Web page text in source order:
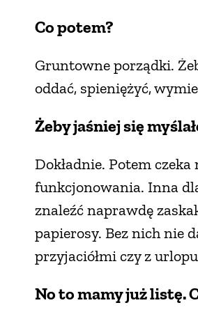
Co potem?
Gruntowne porządki.
oddać, spieniężyć,
Żeby jaśniej się
Dokładnie. Potem
funkcjonowania. Inna
znaleźć naprawdę
papierosy. Bez nich nie
przyjaciółmi czy z
No to mamy już listę.